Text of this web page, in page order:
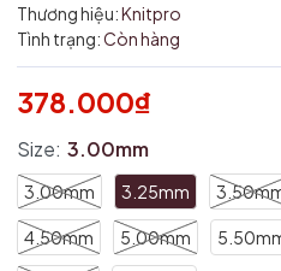
Thương hiệu:Knitpro
Tình trạng:Còn hàng
378.000₫
Size: 3.00mm
3.00mm 3.25mm
4.50mm 5.00mm